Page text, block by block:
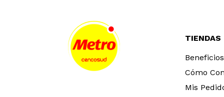
TIENDAS
Beneficios
Cómo
Mis